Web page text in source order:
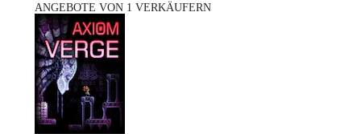
ANGEBOTE VON 1 VERKÄUFERN